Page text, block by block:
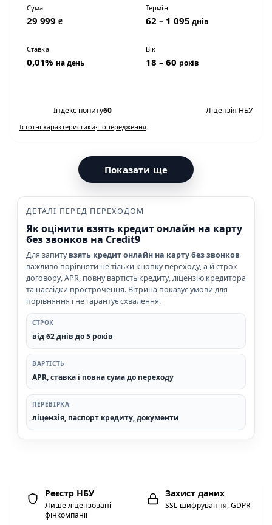
Сума
29 999 ₴
Термін
62 – 1 095днів
Ставка
0,01% на день
Вік
18 – 60 років
Індекс попиту60 Ліцензія НБУ
Істотні характеристики·Попередження
Показати ще
ДЕТАЛІ ПЕРЕД ПЕРЕХОДОМ
Як оцінити взять кредит онлайн на карту
без звонков на Credit9
Для запитувзять кредит онлайн на карту без звонков
важливо порівняти не тільки кнопку переходу, а й строк
договору, APR, повну вартість кредиту, ліцензію кредитора
та наслідки прострочення. Вітрина показує умови для
порівняння і не гарантує схвалення.
СТРОК
від 62 днів до 5 років
ВАРТІСТЬ
APR, ставка і повна сума до переходу
ПЕРЕВІРКА
ліцензія, паспорт кредиту, документи
Реєстр НБУ
Лише ліцензовані
фінкомпанії
Захист даних
SSL-шифрування, GDPR